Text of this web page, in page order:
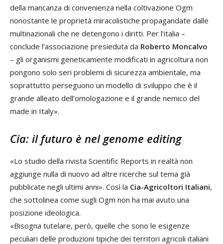
della mancanza di convenienza nella coltivazione Ogm
nonostante le proprietà miracolistiche propagandate dalle
multinazionali che ne detengono i diritti. Per l’italia –
conclude l’associazione presieduta da Roberto Moncalvo
– gli organismi geneticamente modificati in agricoltura non
pongono solo seri problemi di sicurezza ambientale, ma
soprattutto perseguono un modello di sviluppo che è il
grande alleato dell’omologazione e il grande nemico del
made in Italy».
Cia: il futuro è nel genome editing
«Lo studio della rivista Scientific Reports in realtà non
aggiunge nulla di nuovo ad altre ricerche sul tema già
pubblicate negli ultimi anni». Così la Cia-Agricoltori Italiani,
che sottolinea come sugli Ogm non ha mai avuto una
posizione ideologica.
«Bisogna tutelare, però, quelle che sono le esigenze
peculiari delle produzioni tipiche dei territori agricoli italiani